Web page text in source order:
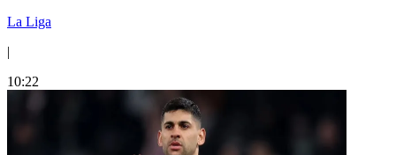
La Liga
|
10:22